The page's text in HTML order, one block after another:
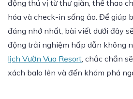
động thú vị từ thư giãn, thể thao
hóa và check-in sống ảo. Để giúp
đáng nhớ nhất, bài viết dưới đây
động trải nghiệm hấp dẫn không
lịch Vườn Vua Resort, chắc chắn
xách balo lên và đến khám phá